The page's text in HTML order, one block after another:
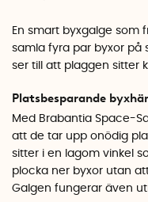
En smart byxgalge som
samla fyra par byxor på
ser till att plaggen sitter
Platsbesparande
Med Brabantia Space-
att de tar upp onödig
sitter i en lagom vinkel
plocka ner byxor utan
Galgen fungerar även